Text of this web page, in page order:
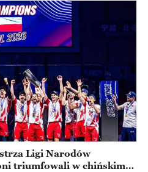
Ligi Narodów
triumfowali w chińskim